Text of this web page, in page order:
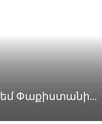
Փաքիստանի...